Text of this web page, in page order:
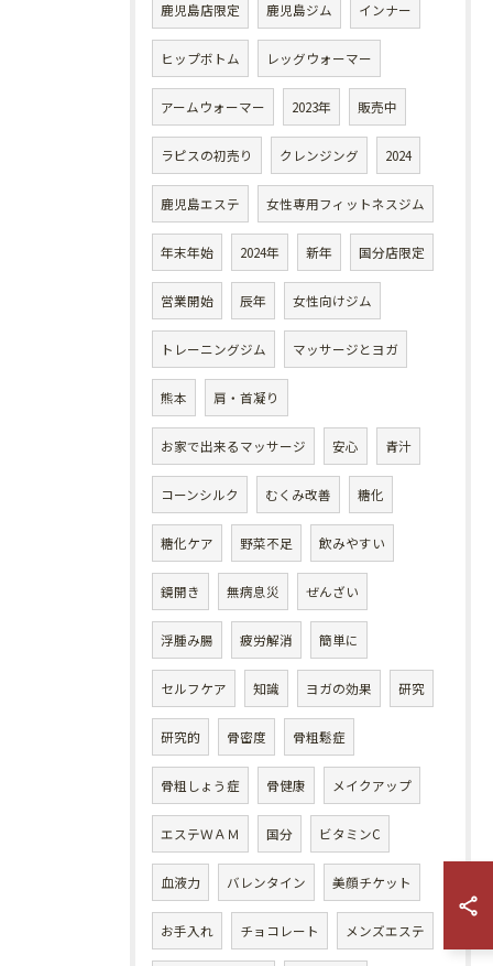
鹿児島店限定 鹿児島ジム インナー
ヒップボトム レッグウォーマー
アームウォーマー 2023年 販売中
ラピスの初売り クレンジング 2024
鹿児島エステ 女性専用フィットネスジム
年末年始 2024年 新年 国分店限定
営業開始 辰年 女性向けジム
トレーニングジム マッサージとヨガ
熊本 肩・首凝り
お家で出来るマッサージ 安心 青汁
コーンシルク むくみ改善 糖化
糖化ケア 野菜不足 飲みやすい
鏡開き 無病息災 ぜんざい
浮腫み腸 疲労解消 簡単に
セルフケア 知識 ヨガの効果 研究
研究的 骨密度 骨粗鬆症
骨粗しょう症 骨健康 メイクアップ
エステＷＡＭ 国分 ビタミンC
血液力 バレンタイン 美顔チケット
お手入れ チョコレート メンズエステ